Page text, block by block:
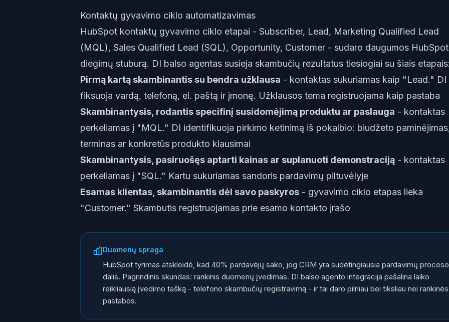
Kontaktų gyvavimo ciklo automatizavimas
HubSpot kontaktų gyvavimo ciklo etapai - Subscriber, Lead, Marketing Qualified Lead
(MQL), Sales Qualified Lead (SQL), Opportunity, Customer - sudaro daugumos HubSpot
diegimų stuburą. DI balso agentas susieja skambučių rezultatus tiesiogiai su šiais
Pirmą kartą skambinantis su bendra užklausa - kontaktas sukuriamas kaip "Lead." DI
fiksuoja vardą, telefoną, el. paštą ir įmonę. Užklausos tema registruojama kaip pastaba
Skambinantysis, rodantis specifinį susidomėjimą produktu ar paslauga - kontaktas
perkeliamas į "MQL." DI identifikuoja pirkimo ketinimą iš pokalbio: biudžeto
terminas ar konkretūs produkto klausimai
Skambinantysis, pasiruošęs aptarti kainas ar suplanuoti demonstraciją - kontaktas
perkeliamas į "SQL." Kartu sukuriamas sandoris pardavimų piltuvėlyje
Esamas klientas, skambinantis dėl savo paskyros - gyvavimo ciklo etapas lieka
"Customer." Skambutis registruojamas prie esamo kontakto įrašo
Duomenų spraga
HubSpot tyrimas atskleidė, kad 40% pardavėjų sako, jog CRM yra sudėtingiausia pardavimų proceso
dalis. Pagrindinis skundas: rankinis duomenų įvedimas. DI balso agento integracija pašalina laiko
reikliausią įvedimo tašką - telefono skambučių registravimą - ir tai daro pilniau bei tiksliau nei rankinės
pastabos.